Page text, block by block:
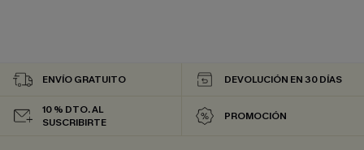
ENVÍO GRATUITO DEVOLUCIÓN EN 30 DÍAS
10 % DTO. AL
SUSCRIBIRTE
PROMOCIÓN